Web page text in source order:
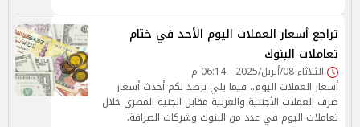
تراجع أسعار العملات اليوم الأحد في ختام
تعاملات البنوك
الثلاثاء 08/أبريل/2025 - 06:14 م
أسعار العملات اليوم.. فيما يلي نرصد لكم أحدث أسعار
صرف العملات الأجنبية والعربية مقابل الجنيه المصري خلال
تعاملات اليوم في عدد من البنوك وشركات الصرافة.